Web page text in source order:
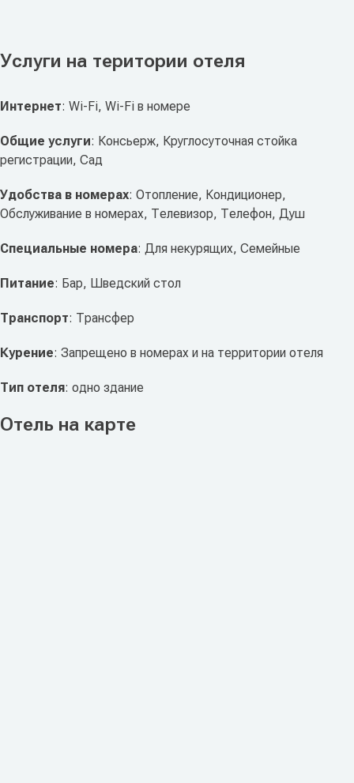
Услуги на територии отеля
Интернет: Wi-Fi, Wi-Fi в номере
Общие услуги: Консьерж, Круглосуточная стойка
регистрации, Сад
Удобства в номерах: Отопление, Кондиционер,
Обслуживание в номерах, Телевизор, Телефон, Душ
Специальные номера: Для некурящих, Семейные
Питание: Бар, Шведский стол
Транспорт: Трансфер
Курение: Запрещено в номерах и на территории отеля
Тип отеля: одно здание
Отель на карте